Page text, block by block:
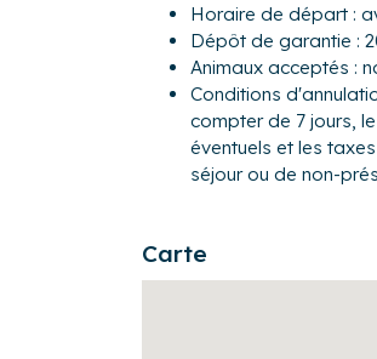
Transports :
Si vous choisissez de
parking privé de
Pour ce qui est des
vous être utiles :
- Gare la plus proche :
Autres remarques :
Horaire de départ :
Dépôt de garantie :
Animaux acceptés :
Conditions
compter de 7 jours,
éventuels et les
séjour ou de non-
Carte